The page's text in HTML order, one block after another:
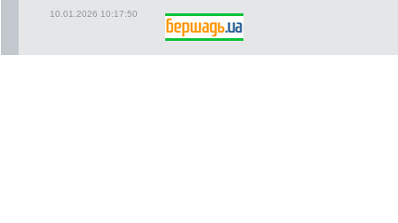
10.01.2026 10:17:50